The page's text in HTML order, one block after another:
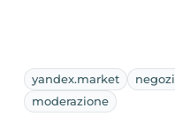
yandex.market
moderazione